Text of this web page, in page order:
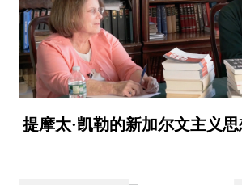
提摩太·凯勒的新加尔文主义思